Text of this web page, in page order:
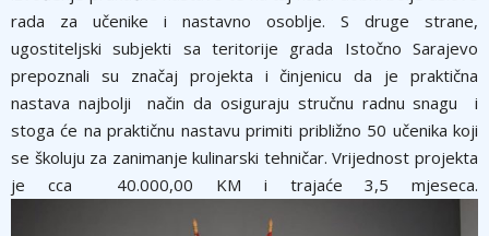
rada za učenike i nastavno osoblje. S druge strane,
ugostiteljski subjekti sa teritorije grada Istočno Sarajevo
prepoznali su značaj projekta i činjenicu da je praktična
nastava najbolji način da osiguraju stručnu radnu snagu i
stoga će na praktičnu nastavu primiti približno 50 učenika koji
se školuju za zanimanje kulinarski tehničar. Vrijednost projekta
je cca 40.000,00 KM i trajaće 3,5 mjeseca.